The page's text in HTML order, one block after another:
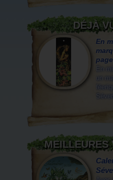
DÉJÀ
En
En
un
MEILLEURES